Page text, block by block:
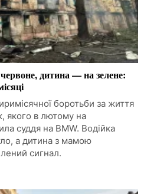
дитина — на зелене:
боротьби за життя
якого в лютому на
суддя на BMW. Водійка
а дитина з мамою
сигнал.